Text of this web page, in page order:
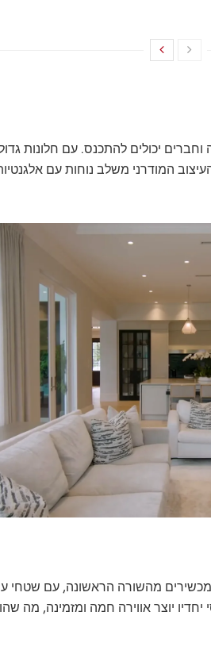
יכולים להתכנס. עם חלונות
המודרני משלב נוחות עם
מהשורה הראשונה, עם שטחי
יחדיו יוצר אווירה חמה ומזמינה, מה